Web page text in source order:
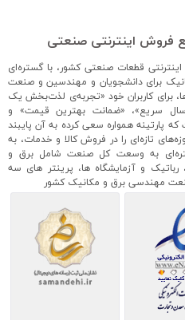
فروش اینترنتی صنعتی
قطعات صنعتی کشور، با گستره‌ای
برای دانشجویان و مهندسین و صنعت
ها، برای کاربران خود «تجربه‌ی لذت‌بخش یک
سریع»، «ضمانت بهترین قیمت» و
همواره سعی کرده به آن پایبند
تازه‌ای را در فروش کالا و خدمات، به
به وسعت کل صنعت شامل برق و
و آزمایشگاه ها، پرینتر های سه
مهندسی برق و مکانیک کشور